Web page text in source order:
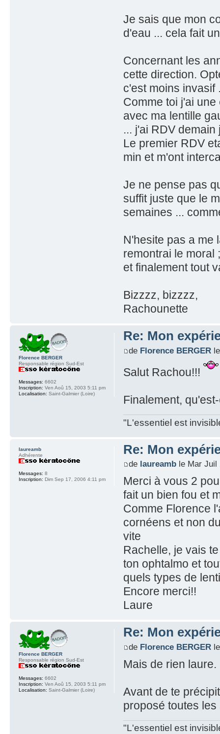
Je sais que mon
d'eau ... cela fait
Concernant les
cette direction.
c'est moins invasif
Comme toi j'ai
avec ma lentille
... j'ai RDV demain
Le premier RDV
min et m'ont
Je ne pense pas
suffit juste que le
semaines ...
N'hesite pas a me
remontrai le moral
et finalement tout
Bizzzz, bizzzz,
Rachounette
Re: Mon
de Florence BERGERle
Salut Rachou!!!
Finalement,
"L'essentiel est
Florence BERGER
Responsable région Sud-Est
Messages: 6602
Inscription: Ven Aoû 15, 2003 5:11 pm
Localisation: Saint-Galmier (Loire)
Re: Mon
de laureamble Mar Juil
Merci à vous 2
fait un bien fou et
Comme Florence
cornéens et non
vite
Rachelle, je vais
ton ophtalmo et
quels types de
Encore merci!!
Laure
laureamb
Adhérente
Messages: 8
Inscription: Dim Sep 17, 2006 4:11 pm
Re: Mon
de Florence BERGERle
Mais de rien
Avant de te
proposé toutes
"L'essentiel est
Florence BERGER
Responsable région Sud-Est
Messages: 6602
Inscription: Ven Aoû 15, 2003 5:11 pm
Localisation: Saint-Galmier (Loire)